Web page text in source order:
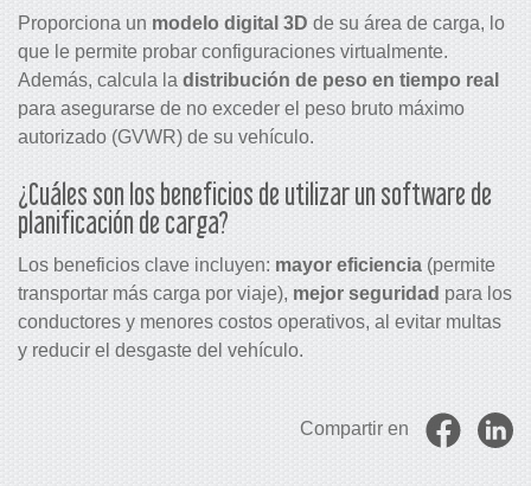
Proporciona un modelo digital 3D de su área de carga, lo
que le permite probar configuraciones virtualmente.
Además, calcula la distribución de peso en tiempo real
para asegurarse de no exceder el peso bruto máximo
autorizado (GVWR) de su vehículo.
¿Cuáles son los beneficios de utilizar un software de
planificación de carga?
Los beneficios clave incluyen: mayor eficiencia (permite
transportar más carga por viaje), mejor seguridad para los
conductores y menores costos operativos, al evitar multas
y reducir el desgaste del vehículo.
Compartir en